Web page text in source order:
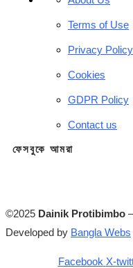
Terms of Use
Privacy Policy
Cookies
GDPR Policy
Contact us
ফেসবুকে আমরা
©2025 Dainik Protibimbo
Developed by Bangla Webs
Facebook X-